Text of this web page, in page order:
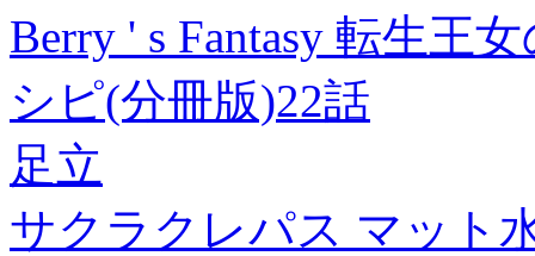
Berry ' s Fantasy 転生王
シピ(分冊版)22話
足立
サクラクレパス マット